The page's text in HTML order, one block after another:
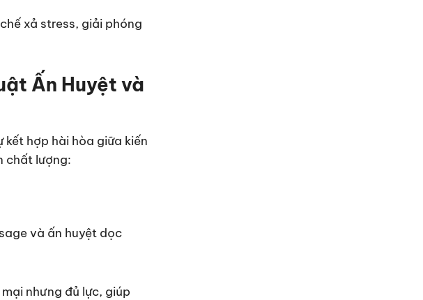
xả stress, giải phóng
Ấn Huyệt và
hợp hài hòa giữa kiến
chất lượng:
và ấn huyệt dọc
nhưng đủ lực, giúp